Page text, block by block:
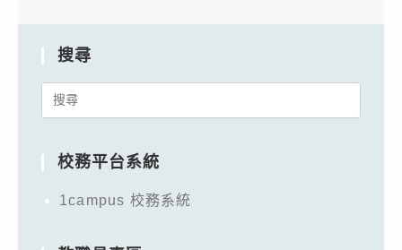
搜尋
Search
校務平台系統
1campus 校務系統